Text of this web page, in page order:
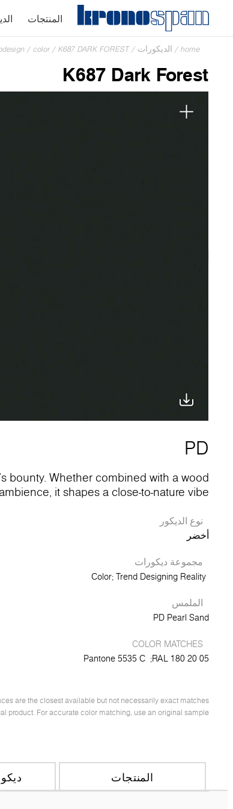
المنتجات
home
/ الديكورات /
/ color / K687 DARK FOREST
K687 Dark Forest
PD
bounty. Whether combined with a wood
it shapes a close-to-nature vibe.
نوع الديكور
أخضر
مجموعة ديكورات
Trend Designing Reality
Color
الملمس
PD Pearl Sand
COLOR MATCHES
RAL 180 20 05;
Pantone 5535 C
are the closest available but not necessarily exact matches.
product. For accurate color matching, use an original sample.
المنتجات